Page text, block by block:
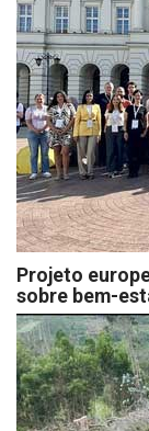
Projeto
sobre bem-